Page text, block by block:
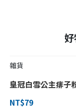
雜貨
皇冠白雪公主痱子
NT$79